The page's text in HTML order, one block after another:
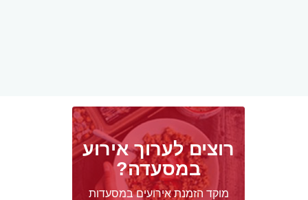
רוצים לערוך אירוע
במסעדה?
מוקד הזמנת אירועים במסעדות